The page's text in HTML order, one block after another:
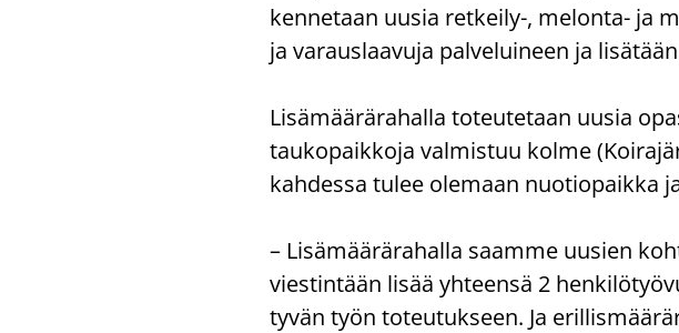
ken­ne­taan uusia retkeily-​, melonta-​ ja
ja va­raus­laa­vu­ja pal­ve­lui­neen ja
Li­sä­mää­rä­ra­hal­la to­teu­te­taan uusia
tau­ko­paik­ko­ja val­mis­tuu kolme
kah­des­sa tulee ole­maan nuo­tio­paik­ka
– Li­sä­mää­rä­ra­hal­la saam­me uusien
vies­tin­tään lisää yh­teen­sä 2
ty­vän työn to­teu­tuk­seen. Ja